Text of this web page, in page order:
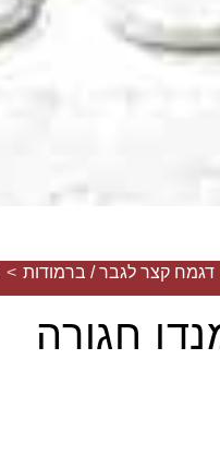
דגמח קצר לגבר / ברמודות >
חגורה